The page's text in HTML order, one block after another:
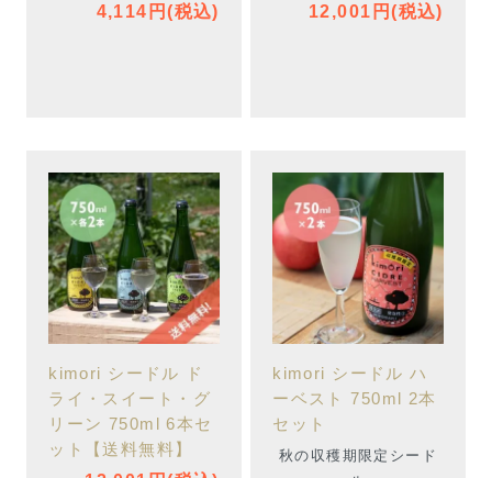
4,114円(税込) 12,001円(税込)
kimori シードル ド
ライ・スイート・グ
リーン 750ml 6本セ
ット【送料無料】
kimori シードル ハ
ーベスト 750ml 2本
セット
秋の収穫期限定シード